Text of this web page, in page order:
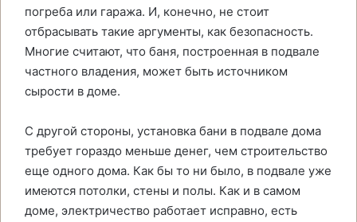
погреба или гаража. И, конечно, не стоит
отбрасывать такие аргументы, как безопасность.
Многие считают, что баня, построенная в подвале
частного владения, может быть источником
сырости в доме.
С другой стороны, установка бани в подвале дома
требует гораздо меньше денег, чем строительство
еще одного дома. Как бы то ни было, в подвале уже
имеются потолки, стены и полы. Как и в самом
доме, электричество работает исправно, есть